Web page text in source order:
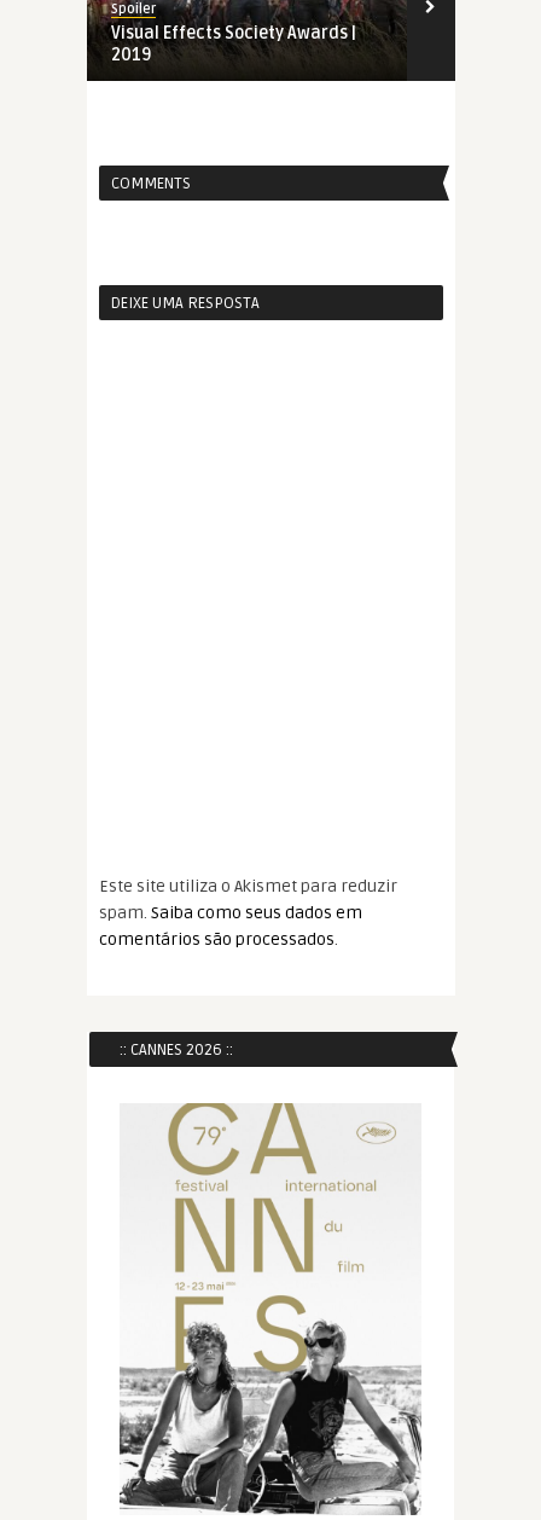
Spoiler
Visual Effects Society Awards |
2019
COMMENTS
DEIXE UMA RESPOSTA
Este site utiliza o Akismet para reduzir
spam. Saiba como seus dados em
comentários são processados.
:: CANNES 2026 ::